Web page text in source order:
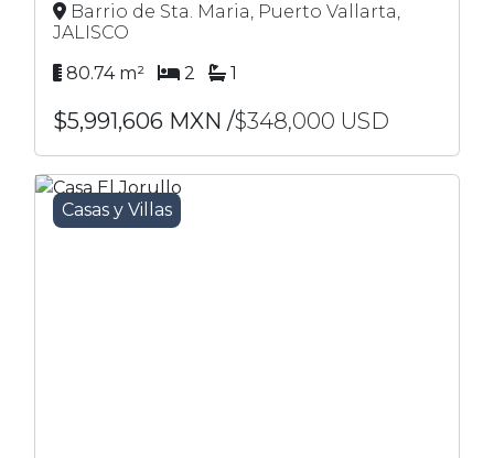
Barrio de Sta. Maria, Puerto Vallarta,
JALISCO
80.74 m²
2 1
$5,991,606 MXN /$348,000 USD
Casas y Villas